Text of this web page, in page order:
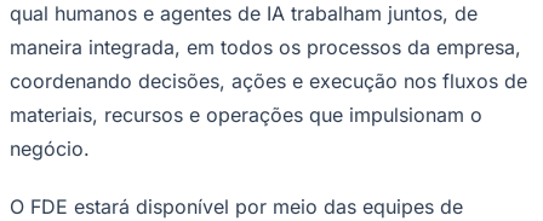
qual humanos e agentes de IA trabalham juntos, de
maneira integrada, em todos os processos da empresa,
coordenando decisões, ações e execução nos fluxos de
materiais, recursos e operações que impulsionam o
negócio.
O FDE estará disponível por meio das equipes de